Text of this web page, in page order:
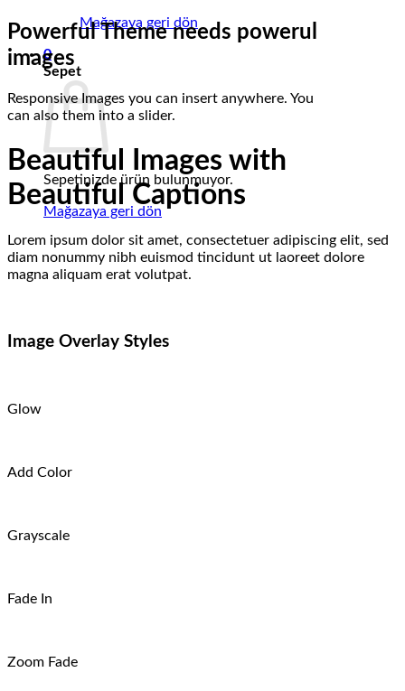
Mağazaya geri dön
0
Sepet
Sepetinizde ürün bulunmuyor.
Mağazaya geri dön
Powerful Theme needs powerul
images
Responsive Images you can insert anywhere. You
can also them into a slider.
Beautiful Images with
Beautiful Captions
Lorem ipsum dolor sit amet, consectetuer adipiscing elit, sed
diam nonummy nibh euismod tincidunt ut laoreet dolore
magna aliquam erat volutpat.
Image Overlay Styles
Glow
Add Color
Grayscale
Fade In
Zoom Fade